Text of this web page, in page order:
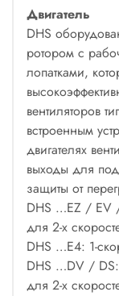
Двигатель
DHS
ротором с
лопатками,
вентиляторов
встроенным
двигателях
выходы для
защиты от
DHS …EZ / EV
для 2-х
DHS …E4: 1-
DHS …DV / DS:
для 2-х